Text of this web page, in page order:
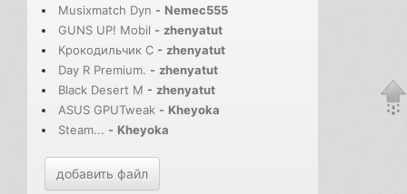
Musixmatch Dyn - Nemec555
GUNS UP! Mobil - zhenyatut
Крокодильчик С - zhenyatut
Day R Premium. - zhenyatut
Black Desert M - zhenyatut
ASUS GPUTweak - Kheyoka
Steam... - Kheyoka
добавить файл